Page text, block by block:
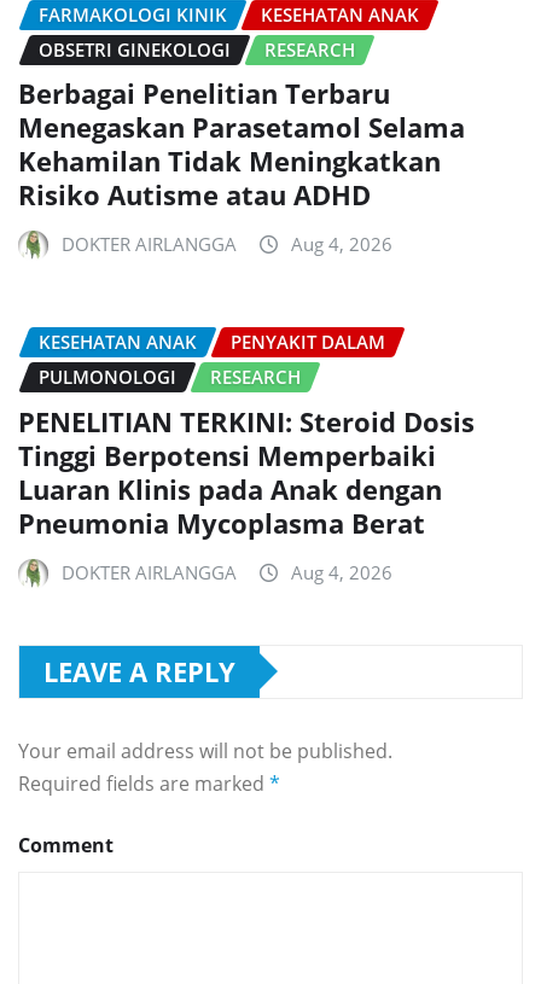
FARMAKOLOGI KINIK
KESEHATAN ANAK
OBSETRI GINEKOLOGI
RESEARCH
Berbagai Penelitian Terbaru
Menegaskan Parasetamol Selama
Kehamilan Tidak Meningkatkan
Risiko Autisme atau ADHD
DOKTER AIRLANGGA Aug 4, 2026
KESEHATAN ANAK
PENYAKIT DALAM
PULMONOLOGI
RESEARCH
PENELITIAN TERKINI: Steroid Dosis
Tinggi Berpotensi Memperbaiki
Luaran Klinis pada Anak dengan
Pneumonia Mycoplasma Berat
DOKTER AIRLANGGA Aug 4, 2026
LEAVE A REPLY
Your email address will not be published.
Required fields are marked *
Comment